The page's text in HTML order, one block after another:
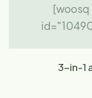
[woosq
3-in-1